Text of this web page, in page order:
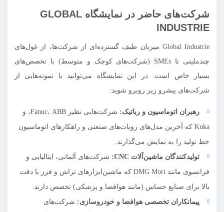
شرکت‌های حاضر در نمایشگاه GLOBAL
INDUSTRIE
Global Industrie میزبان طیف گسترده‌ای از شرکت‌ها، از غول‌های
چندملیتی تا SMEs (شرکت‌های کوچک و متوسط) با تخصص‌های
بسیار خاص است. در این نمایشگاه می‌توانید با نمونه‌هایی از
شرکت‌های پیشرو زیر روبرو شوید:
رهبران اتوماسیون و رباتیک:
شرکت‌هایی نظیر Fanuc، ABB، و
Kuka که آخرین مدل‌های روبات‌های صنعتی و راهکارهای اتوماسیون
خط تولید را به نمایش می‌گذارند.
تولیدکنندگان ماشین‌آلات CNC
: شرکت‌های آلمانی، ایتالیایی و
فرانسوی مانند DMG Mori که ماشین‌ابزارهای تراش و فرز با دقت
بالا برای صنایع حساس (مانند هوافضا و پزشکی) تخصص دارند.
پیمانکاران تخصصی هوافضا و خودروسازی: شرکت‌های